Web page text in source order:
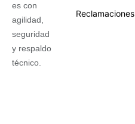
es con
agilidad,
seguridad
y respaldo
técnico.
Reclamaciones